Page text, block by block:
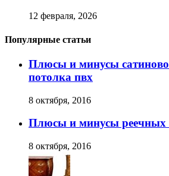
12 февраля, 2026
Популярные статьи
Плюсы и минусы
потолка пвх
8 октября, 2016
Плюсы и минусы реечных
8 октября, 2016